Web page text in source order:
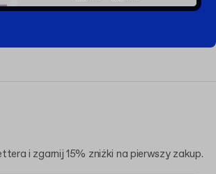
i zgarnij 15% zniżki na pierwszy zakup.